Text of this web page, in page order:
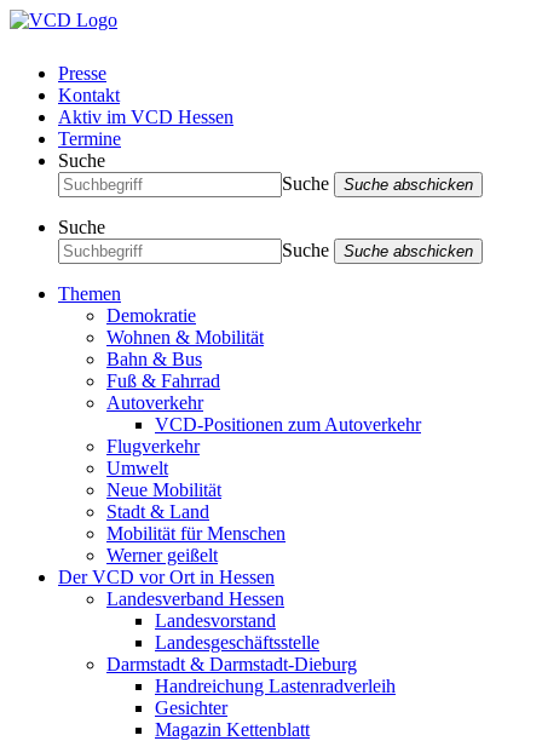
Presse
Kontakt
Aktiv im VCD Hessen
Termine
Suche
Suche
Suche abschicken
Suche
Suche
Suche abschicken
Themen
Demokratie
Wohnen & Mobilität
Bahn & Bus
Fuß & Fahrrad
Autoverkehr
VCD-Positionen zum Autoverkehr
Flugverkehr
Umwelt
Neue Mobilität
Stadt & Land
Mobilität für Menschen
Werner geißelt
Der VCD vor Ort in Hessen
Landesverband Hessen
Landesvorstand
Landesgeschäftsstelle
Darmstadt & Darmstadt-Dieburg
Handreichung Lastenradverleih
Gesichter
Magazin Kettenblatt